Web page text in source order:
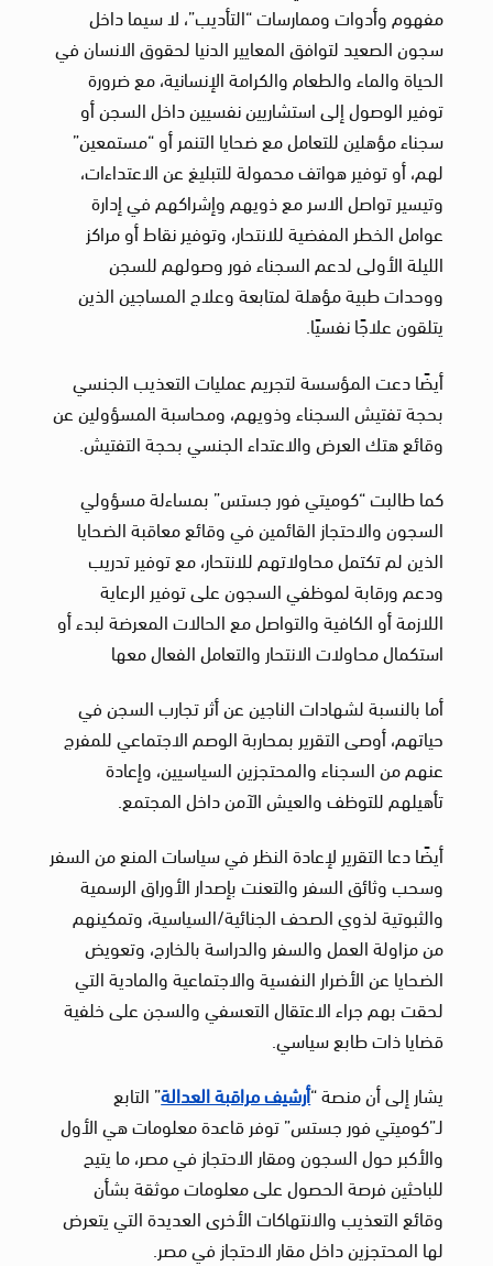
مفهوم وأدوات وممارسات “التأديب”، لا سيما داخل
سجون الصعيد لتوافق المعايير الدنيا لحقوق الانسان في
الحياة والماء والطعام والكرامة الإنسانية، مع ضرورة
توفير الوصول إلى استشاريين نفسيين داخل السجن أو
سجناء مؤهلين للتعامل مع ضحايا التنمر أو “مستمعين”
لهم، أو توفير هواتف محمولة للتبليغ عن الاعتداءات،
وتيسير تواصل الاسر مع ذويهم وإشراكهم في إدارة
عوامل الخطر المفضية للانتحار، وتوفير نقاط أو مراكز
الليلة الأولى لدعم السجناء فور وصولهم للسجن
ووحدات طبية مؤهلة لمتابعة وعلاج المساجين الذين
يتلقون علاجًا نفسيًا.
أيضًا دعت المؤسسة لتجريم عمليات التعذيب الجنسي
بحجة تفتيش السجناء وذويهم، ومحاسبة المسؤولين عن
وقائع هتك العرض والاعتداء الجنسي بحجة التفتيش.
كما طالبت “كوميتي فور جستس” بمساءلة مسؤولي
السجون والاحتجاز القائمين في وقائع معاقبة الضحايا
الذين لم تكتمل محاولاتهم للانتحار، مع توفير تدريب
ودعم ورقابة لموظفي السجون على توفير الرعاية
اللازمة أو الكافية والتواصل مع الحالات المعرضة لبدء أو
استكمال محاولات الانتحار والتعامل الفعال معها
أما بالنسبة لشهادات الناجين عن أثر تجارب السجن في
حياتهم، أوصى التقرير بمحاربة الوصم الاجتماعي للمفرج
عنهم من السجناء والمحتجزين السياسيين، وإعادة
تأهيلهم للتوظف والعيش الآمن داخل المجتمع.
أيضًا دعا التقرير لإعادة النظر في سياسات المنع من السفر
وسحب وثائق السفر والتعنت بإصدار الأوراق الرسمية
والثبوتية لذوي الصحف الجنائية/السياسية، وتمكينهم
من مزاولة العمل والسفر والدراسة بالخارج، وتعويض
الضحايا عن الأضرار النفسية والاجتماعية والمادية التي
لحقت بهم جراء الاعتقال التعسفي والسجن على خلفية
قضايا ذات طابع سياسي.
يشار إلى أن منصة “أرشيف مراقبة العدالة” التابع
لـ”كوميتي فور جستس” توفر قاعدة معلومات هي الأول
والأكبر حول السجون ومقار الاحتجاز في مصر، ما يتيح
للباحثين فرصة الحصول على معلومات موثقة بشأن
وقائع التعذيب والانتهاكات الأخرى العديدة التي يتعرض
لها المحتجزين داخل مقار الاحتجاز في مصر.